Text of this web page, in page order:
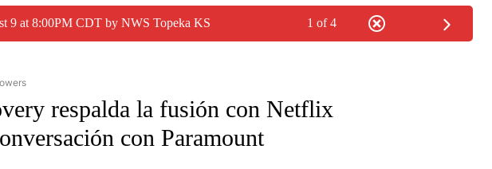
9 at 8:00PM CDT by NWS Topeka KS 1 of 4
SPANISH" TO RECEIVE NOTIFICATIONS ABOUT NEW PAGES ON "CNN SPANISH".
respalda la fusión con Netflix
con Paramount